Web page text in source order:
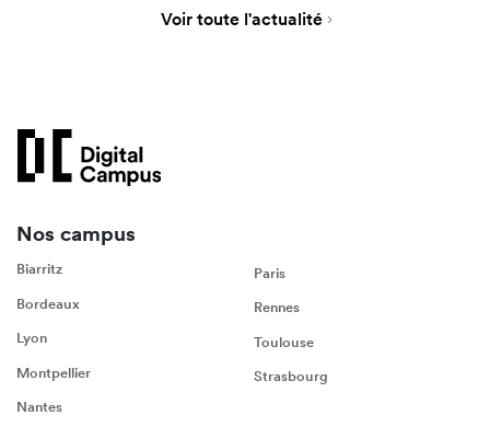
Voir toute l'actualité
Nos campus
Biarritz
Bordeaux
Lyon
Montpellier
Nantes
Paris
Rennes
Toulouse
Strasbourg